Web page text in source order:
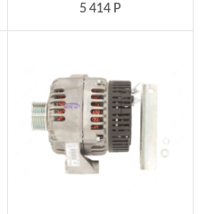
5 414 Р